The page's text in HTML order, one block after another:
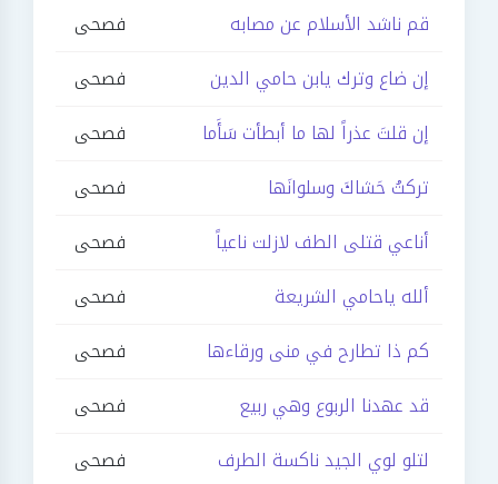
قم ناشد الأسلام عن مصابه
فصحى
إن ضاع وترك يابن حامي الدين
فصحى
إن قلتَ عذراً لها ما أبطأت سَأَما
فصحى
تركتُ حَشاكَ وسلوانَها
فصحى
أناعي قتلى الطف لازلت ناعياً
فصحى
ألله ياحامي الشريعة
فصحى
كم ذا تطارح في منى ورقاءها
فصحى
قد عهدنا الربوع وهي ربيع
فصحى
لتلو لوي الجيد ناكسة الطرف
فصحى